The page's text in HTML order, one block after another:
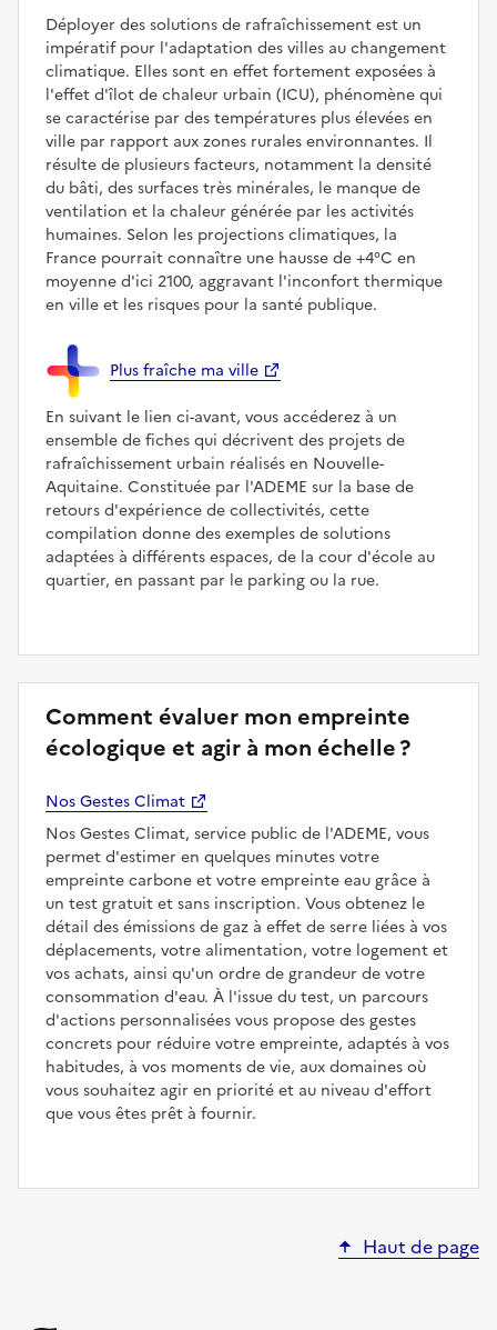
Déployer des solutions de rafraîchissement est un
impératif pour l'adaptation des villes au changement
climatique. Elles sont en effet fortement exposées à
l'effet d'îlot de chaleur urbain (ICU), phénomène qui
se caractérise par des températures plus élevées en
ville par rapport aux zones rurales environnantes. Il
résulte de plusieurs facteurs, notamment la densité
du bâti, des surfaces très minérales, le manque de
ventilation et la chaleur générée par les activités
humaines. Selon les projections climatiques, la
France pourrait connaître une hausse de +4°C en
moyenne d'ici 2100, aggravant l'inconfort thermique
en ville et les risques pour la santé publique.
Plus fraîche ma ville
En suivant le lien ci-avant, vous accéderez à un
ensemble de fiches qui décrivent des projets de
rafraîchissement urbain réalisés en Nouvelle-
Aquitaine. Constituée par l'ADEME sur la base de
retours d'expérience de collectivités, cette
compilation donne des exemples de solutions
adaptées à différents espaces, de la cour d'école au
quartier, en passant par le parking ou la rue.
Comment évaluer mon empreinte
écologique et agir à mon échelle ?
Nos Gestes Climat
Nos Gestes Climat, service public de l'ADEME, vous
permet d'estimer en quelques minutes votre
empreinte carbone et votre empreinte eau grâce à
un test gratuit et sans inscription. Vous obtenez le
détail des émissions de gaz à effet de serre liées à vos
déplacements, votre alimentation, votre logement et
vos achats, ainsi qu'un ordre de grandeur de votre
consommation d'eau. À l'issue du test, un parcours
d'actions personnalisées vous propose des gestes
concrets pour réduire votre empreinte, adaptés à vos
habitudes, à vos moments de vie, aux domaines où
vous souhaitez agir en priorité et au niveau d'effort
que vous êtes prêt à fournir.
Haut de page